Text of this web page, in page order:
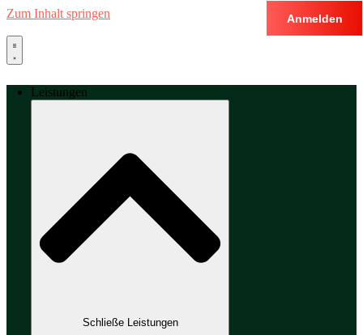
Zum Inhalt springen
Leistungen
Schließe Leistungen
Anmelden